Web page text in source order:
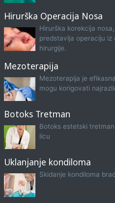
Hirurška Operacija Nosa
Hirurška korekcija
predstavlja operaciju
hirurgije.
Mezoterapija
Mezoterapija je
mogu korigovati
Botoks Tretman
Botoks estetski
licu
Uklanjanje kondiloma
Skidanje kondiloma